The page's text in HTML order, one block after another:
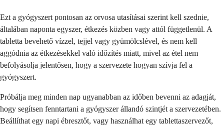
Ezt a gyógyszert pontosan az orvosa utasításai szerint kell szednie,
általában naponta egyszer, étkezés közben vagy attól függetlenül. A
tabletta bevehető vízzel, tejjel vagy gyümölcslével, és nem kell
aggódnia az étkezésekkel való időzítés miatt, mivel az étel nem
befolyásolja jelentősen, hogy a szervezete hogyan szívja fel a
gyógyszert.
Próbálja meg minden nap ugyanabban az időben bevenni az adagját,
hogy segítsen fenntartani a gyógyszer állandó szintjét a szervezetében.
Beállíthat egy napi ébresztőt, vagy használhat egy tablettaszervezőt,